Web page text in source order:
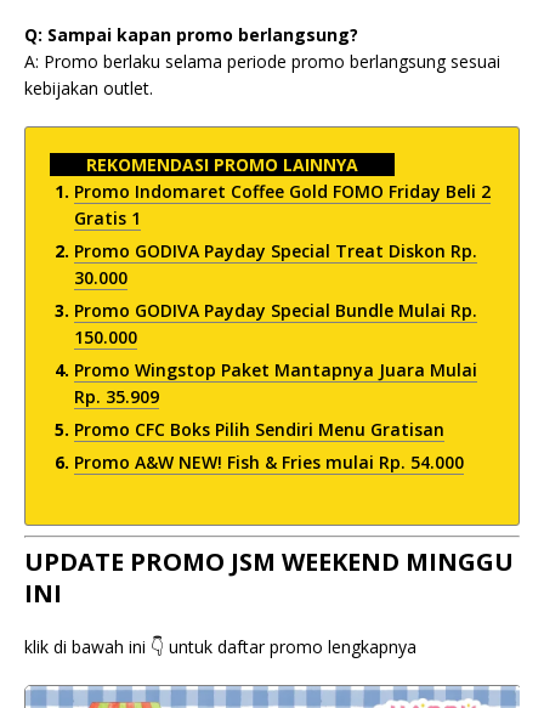
Q: Sampai kapan promo berlangsung?
A: Promo berlaku selama periode promo berlangsung sesuai
kebijakan outlet.
REKOMENDASI PROMO LAINNYA
Promo Indomaret Coffee Gold FOMO Friday Beli 2
Gratis 1
Promo GODIVA Payday Special Treat Diskon Rp.
30.000
Promo GODIVA Payday Special Bundle Mulai Rp.
150.000
Promo Wingstop Paket Mantapnya Juara Mulai
Rp. 35.909
Promo CFC Boks Pilih Sendiri Menu Gratisan
Promo A&W NEW! Fish & Fries mulai Rp. 54.000
UPDATE PROMO JSM WEEKEND MINGGU
INI
klik di bawah ini 👇 untuk daftar promo lengkapnya